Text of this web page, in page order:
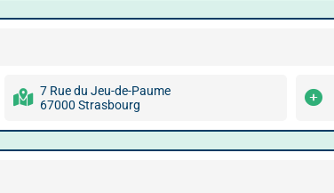
7 Rue du Jeu-de-Paume
67000 Strasbourg